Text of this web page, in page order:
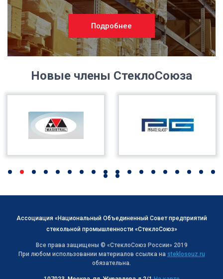
Подробнее
Новые члены СтеклоСоюза
Ассоциация «Национальный Объединенный Совет предприятий
стекольной промышленности «СтеклоСоюз»
Все права защищены © «СтеклоСоюз Роcсии» 2019
При любом использовании материалов ссылка на steklosouz.ru
обязательна.